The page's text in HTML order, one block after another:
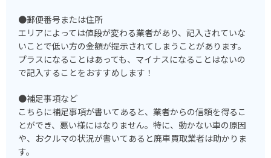
●郵便番号または住所
エリアによっては値段が変わる業者があり、記入されていな
いことで低い方の金額が提示されてしまうことがあります。
プラスになることはあっても、マイナスになることはないの
で記入することをおすすめします！
●補足事項など
こちらに補足事項が書いてあると、業者からの信頼を得るこ
とができ、悪い様にはなりません。特に、動かない車の原因
や、おクルマの状況が書いてあると廃車買取業者は助かりま
す。